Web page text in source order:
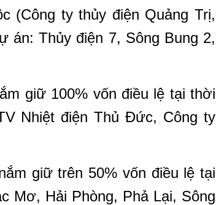
(Công ty thủy điện Quảng Trị,
án: Thủy điện 7, Sông Bung 2,
giữ 100% vốn điều lệ tại thời
Nhiệt điện Thủ Đức, Công ty
giữ trên 50% vốn điều lệ tại
Mơ, Hải Phòng, Phả Lại, Sông